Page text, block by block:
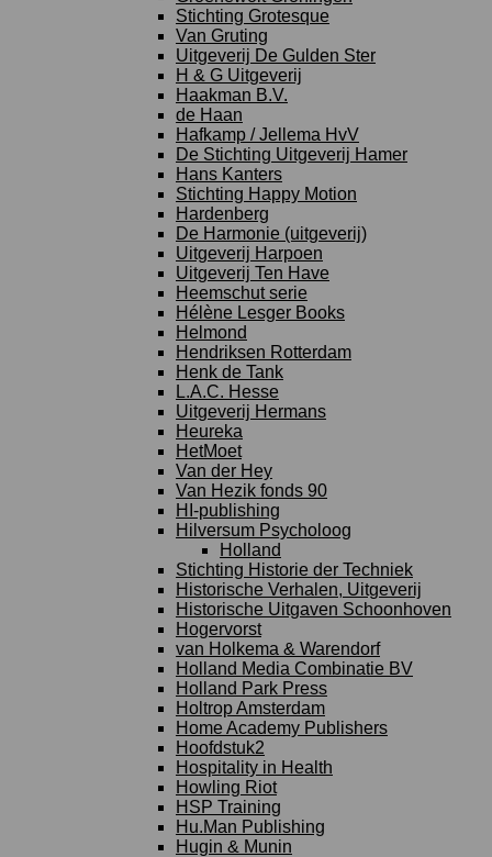
Stichting Grotesque
Van Gruting
Uitgeverij De Gulden Ster
H & G Uitgeverij
Haakman B.V.
de Haan
Hafkamp / Jellema HvV
De Stichting Uitgeverij Hamer
Hans Kanters
Stichting Happy Motion
Hardenberg
De Harmonie (uitgeverij)
Uitgeverij Harpoen
Uitgeverij Ten Have
Heemschut serie
Hélène Lesger Books
Helmond
Hendriksen Rotterdam
Henk de Tank
L.A.C. Hesse
Uitgeverij Hermans
Heureka
HetMoet
Van der Hey
Van Hezik fonds 90
HI-publishing
Hilversum Psycholoog
Holland
Stichting Historie der Techniek
Historische Verhalen, Uitgeverij
Historische Uitgaven Schoonhoven
Hogervorst
van Holkema & Warendorf
Holland Media Combinatie BV
Holland Park Press
Holtrop Amsterdam
Home Academy Publishers
Hoofdstuk2
Hospitality in Health
Howling Riot
HSP Training
Hu.Man Publishing
Hugin & Munin